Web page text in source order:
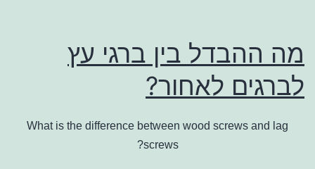
מה ההבדל בין ברגי עץ
לברגים לאחור?
What is the difference between wood screws and lag
screws?